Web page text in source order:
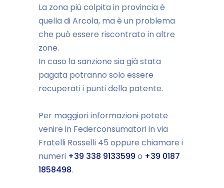
La zona più colpita in provincia è
quella di Arcola, ma è un problema
che può essere riscontrato in altre
zone.
In caso la sanzione sia già stata
pagata potranno solo essere
recuperati i punti della patente.
Per maggiori informazioni potete
venire in Federconsumatori in via
Fratelli Rosselli 45 oppure chiamare i
numeri +39 338 9133599 o +39 0187
1858498.